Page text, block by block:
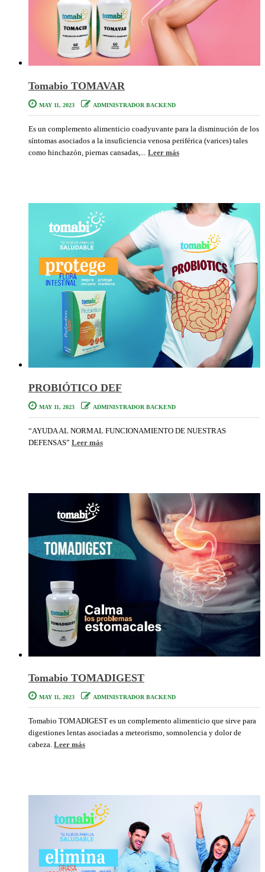
Tomabio TOMAVAR
MAY 11, 2023 ADMINISTRADOR BACKEND
Es un complemento alimenticio coadyuvante para la disminución de los
síntomas asociados a la insuficiencia venosa periférica (varices) tales
como hinchazón, piernas cansadas,... Leer más
PROBIÓTICO DEF
MAY 11, 2023 ADMINISTRADOR BACKEND
“AYUDA AL NORMAL FUNCIONAMIENTO DE NUESTRAS
DEFENSAS” Leer más
Tomabio TOMADIGEST
MAY 11, 2023 ADMINISTRADOR BACKEND
Tomabio TOMADIGEST es un complemento alimenticio que sirve para
digestiones lentas asociadas a meteorismo, somnolencia y dolor de
cabeza. Leer más